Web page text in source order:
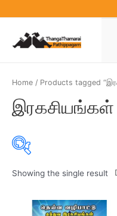
content
Home / Products tagged
இரகசியங்கள்
Product
Showing the single result